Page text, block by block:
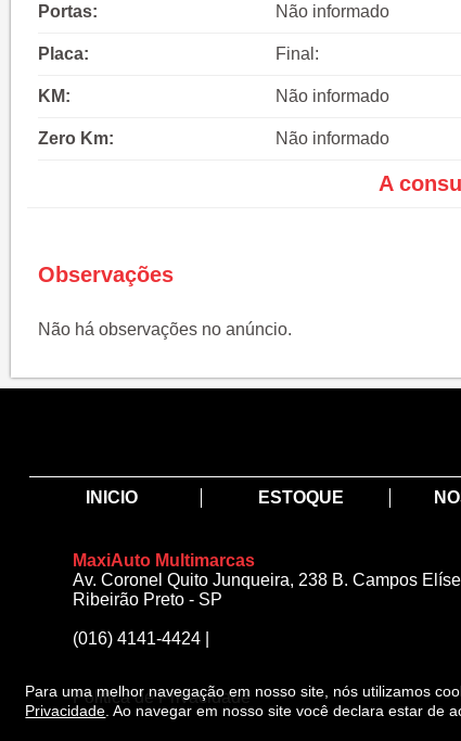
Portas: Não informado
Placa: Final:
KM: Não informado
Zero Km: Não informado
A
Observações
Não há observações no anúncio.
INICIO ESTOQUE
MaxiAuto Multimarcas
Av. Coronel Quito Junqueira, 238 B. Campos
Ribeirão Preto - SP
(016) 4141-4424|
Política de Privacidade
Para uma melhor navegação em nosso site, nós utilizamos
Privacidade. Ao navegar em nosso site você declara estar de